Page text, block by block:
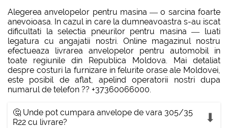
Alegerea anvelopelor pentru masina — o sarcina foarte
anevoioasa. In cazul in care la dumneavoastra s-au iscat
dificultati la selectia pneurilor pentru masina — luati
legatura cu angajatii nostri. Online magazinul nostru
efectueaza livrarea anvelopelor pentru automobil in
toate regiunile din Republica Moldova. Mai detaliat
despre costuri la furnizare in felurite orase ale Moldovei,
este posibil de aflat, apelind operatorii nostri dupa
numarul de telefon ?? +37360066000.
🤔 Unde pot cumpara anvelope de vara 305/35
R22 cu livrare?